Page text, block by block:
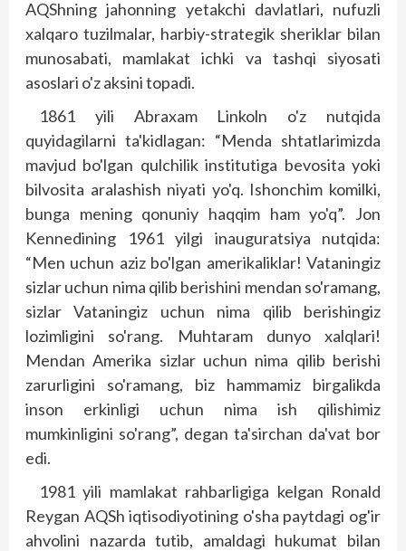
AQShning jahonning yetakchi davlatlari, nufuzli
xalqaro tuzilmalar, harbiy-strategik sheriklar bilan
munosabati, mamlakat ichki va tashqi siyosati
asoslari o'z aksini topadi.
1861 yili Abraxam Linkoln o'z nutqida
quyidagilarni ta'kidlagan: “Menda shtatlarimizda
mavjud bo'lgan qulchilik institutiga bevosita yoki
bilvosita aralashish niyati yo'q. Ishonchim komilki,
bunga mening qonuniy haqqim ham yo'q”. Jon
Kennedining 1961 yilgi inauguratsiya nutqida:
“Men uchun aziz bo'lgan amerikaliklar! Vataningiz
sizlar uchun nima qilib berishini mendan so'ramang,
sizlar Vataningiz uchun nima qilib berishingiz
lozimligini so'rang. Muhtaram dunyo xalqlari!
Mendan Amerika sizlar uchun nima qilib berishi
zarurligini so'ramang, biz hammamiz birgalikda
inson erkinligi uchun nima ish qilishimiz
mumkinligini so'rang”, degan ta'sirchan da'vat bor
edi.
1981 yili mamlakat rahbarligiga kelgan Ronald
Reygan AQSh iqtisodiyotining o'sha paytdagi og'ir
ahvolini nazarda tutib, amaldagi hukumat bilan